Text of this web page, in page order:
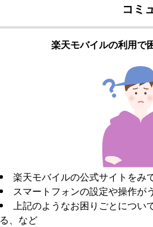
コミ
楽天モバイルの利用で
楽天モバイルの公式サイトをみ
スマートフォンの設定や操作が
上記のようなお困りごとについ
る、など